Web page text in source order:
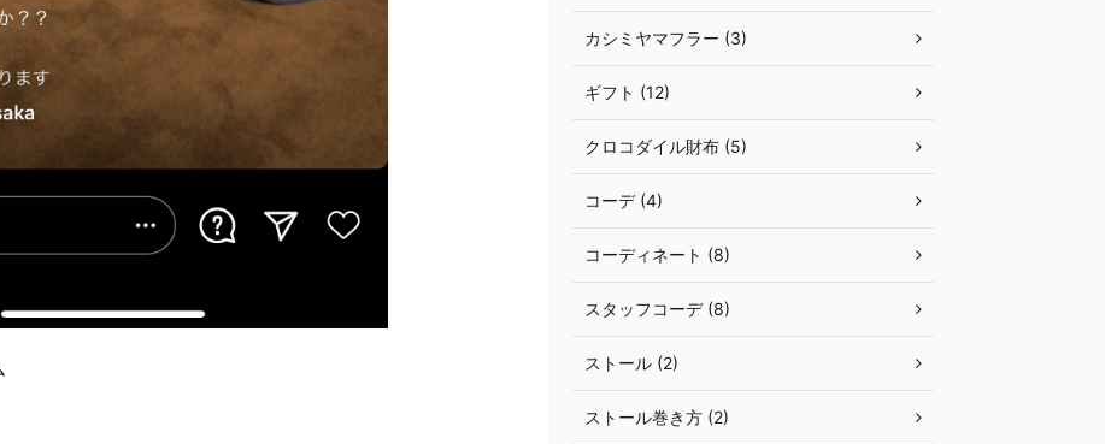
カシミヤマフラー (3)
ギフト (12)
クロコダイル財布 (5)
コーデ (4)
コーディネート (8)
スタッフコーデ (8)
ストール (2)
ストール巻き方 (2)